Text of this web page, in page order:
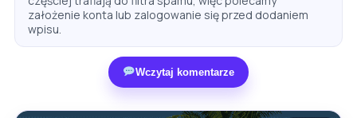
założenie konta lub zalogowanie się przed dodaniem
wpisu.
Wczytaj komentarze